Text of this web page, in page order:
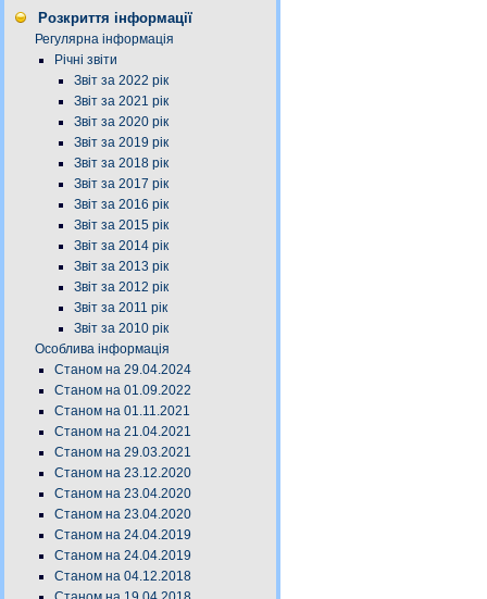
Розкриття інформації
Регулярна інформація
Річні звіти
Звіт за 2022 рік
Звіт за 2021 рік
Звіт за 2020 рік
Звіт за 2019 рік
Звіт за 2018 рік
Звіт за 2017 рік
Звіт за 2016 рік
Звіт за 2015 рік
Звіт за 2014 рік
Звіт за 2013 рік
Звіт за 2012 рік
Звіт за 2011 рік
Звіт за 2010 рік
Особлива інформація
Станом на 29.04.2024
Станом на 01.09.2022
Станом на 01.11.2021
Станом на 21.04.2021
Станом на 29.03.2021
Станом на 23.12.2020
Станом на 23.04.2020
Станом на 23.04.2020
Станом на 24.04.2019
Станом на 24.04.2019
Станом на 04.12.2018